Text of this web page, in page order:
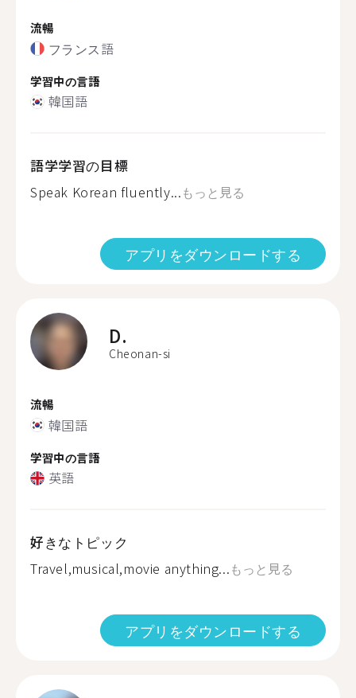
流暢
フランス語
学習中の言語
韓国語
語学学習の目標
Speak Korean fluently...もっと見る
アプリをダウンロードする
D.
Cheonan-si
流暢
韓国語
学習中の言語
英語
好きなトピック
Travel,musical,movie anything...もっと見る
アプリをダウンロードする